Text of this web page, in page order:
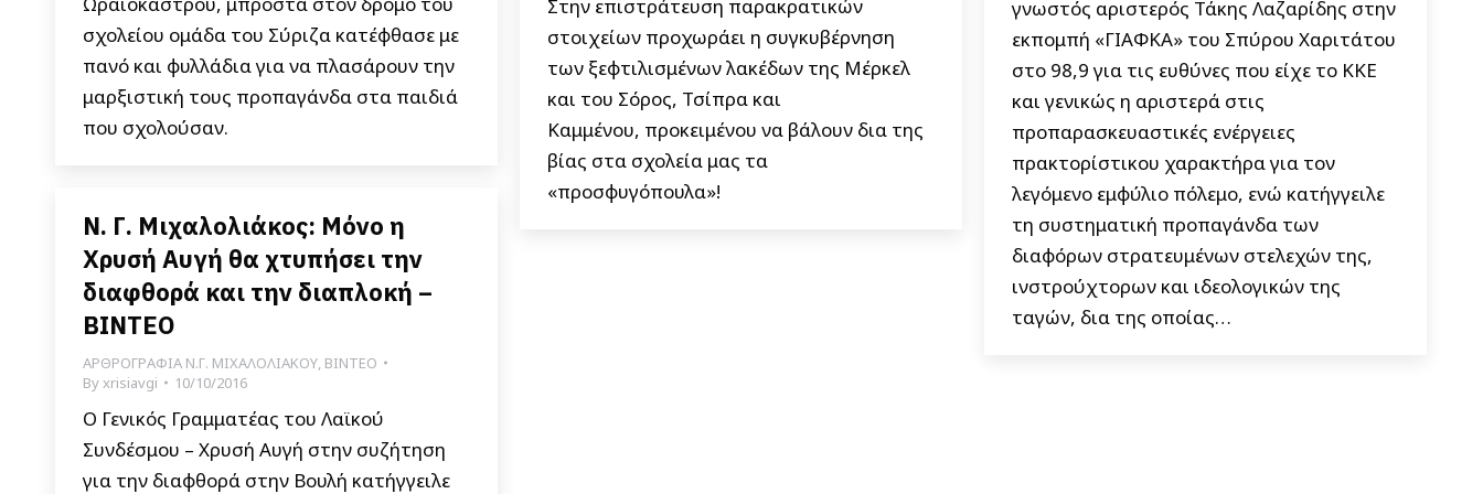
σχολείου ομάδα του Σύριζα κατέφθασε με
πανό και φυλλάδια για να πλασάρουν την
μαρξιστική τους προπαγάνδα στα παιδιά
που σχολούσαν.
γνωστός αριστερός Τάκης Λαζαρίδης στην
εκπομπή «ΓΙΑΦΚΑ» του Σπύρου Χαριτάτου
στο 98,9 για τις ευθύνες που είχε το ΚΚΕ
και γενικώς η αριστερά στις
προπαρασκευαστικές ενέργειες
πρακτορίστικου χαρακτήρα για τον
λεγόμενο εμφύλιο πόλεμο, ενώ κατήγγειλε
τη συστηματική προπαγάνδα των
διαφόρων στρατευμένων στελεχών της,
ινστρούχτορων και ιδεολογικών της
ταγών, δια της οποίας…
Στην επιστράτευση παρακρατικών
στοιχείων προχωράει η συγκυβέρνηση
των ξεφτιλισμένων λακέδων της Μέρκελ
και του Σόρος, Τσίπρα και
Καμμένου, προκειμένου να βάλουν δια της
βίας στα σχολεία μας τα
«προσφυγόπουλα»!
Ν. Γ. Μιχαλολιάκος: Μόνο η
Χρυσή Αυγή θα χτυπήσει την
διαφθορά και την διαπλοκή –
ΒΙΝΤΕΟ
ΑΡΘΡΟΓΡΑΦΙΑ Ν.Γ. ΜΙΧΑΛΟΛΙΑΚΟΥ, ΒΙΝΤΕΟ
Byxrisiavgi 10/10/2016
Ο Γενικός Γραμματέας του Λαϊκού
Συνδέσμου – Χρυσή Αυγή στην συζήτηση
για την διαφθορά στην Βουλή κατήγγειλε